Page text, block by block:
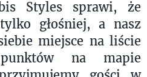
Styles sprawi, że
głośniej, a nasz
miejsce na liście
punktów na mapie